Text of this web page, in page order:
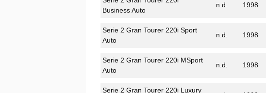
Business Auto
n.d. 1998
Serie 2 Gran Tourer 220i Sport
Auto
n.d. 1998
Serie 2 Gran Tourer 220i MSport
Auto
n.d. 1998
Serie 2 Gran Tourer 220i Luxury